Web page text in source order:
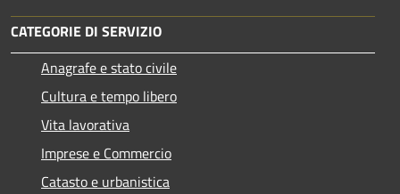
CATEGORIE DI SERVIZIO
Anagrafe e stato civile
Cultura e tempo libero
Vita lavorativa
Imprese e Commercio
Catasto e urbanistica